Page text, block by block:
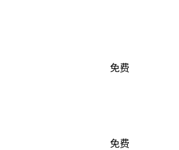
免费
免费